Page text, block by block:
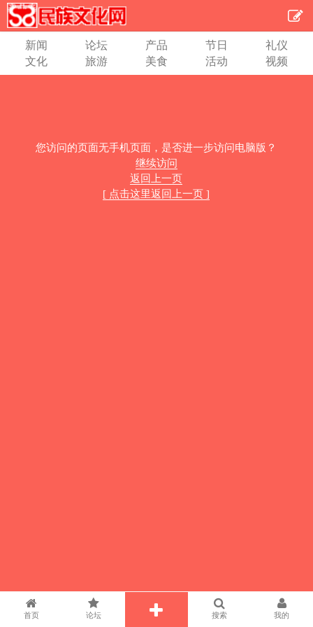
新闻 论坛 产品 节日
礼仪
文化
旅游 美食 活动 视频
您访问的页面无手机页面，是否进一步访问电脑版？
继续访问
返回上一页
[ 点击这里返回上一页 ]
首页 论坛 搜索 我的